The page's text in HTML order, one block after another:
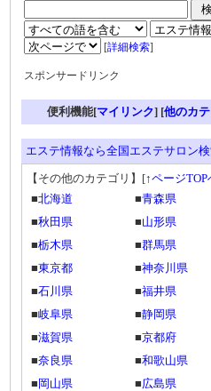
[詳細検索]
スポンサードリンク
便利機能[マイリンク] [他のカ
エステ情報なら全国エステサロン
【その他のカテゴリ】 [↑ページTOP
■北海道 ■青森県
■秋田県 ■山形県
■栃木県 ■群馬県
■東京都 ■神奈川県
■石川県 ■福井県
■岐阜県 ■静岡県
■滋賀県 ■京都府
■奈良県 ■和歌山県
■ 岡山県 ■広島県